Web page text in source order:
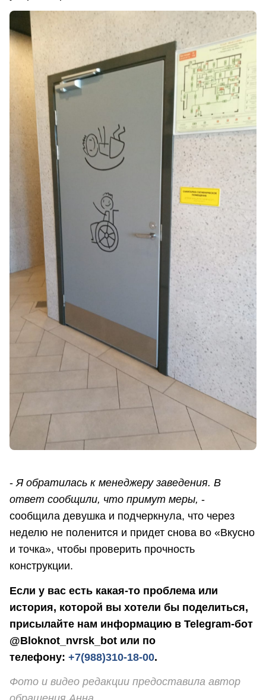
-Я обратилась к менеджеру заведения. В
ответ сообщили, что примут меры, -
сообщила девушка и подчеркнула, что через
неделю не поленится и придет снова во «Вкусно
и точка», чтобы проверить прочность
конструкции.
Если у вас есть какая-то проблема или
история, которой вы хотели бы поделиться,
присылайте нам информацию в Telegram-бот
@Bloknot_nvrsk_bot или по
телефону: +7(988)310-18-00.
Фото и видео редакции предоставила автор